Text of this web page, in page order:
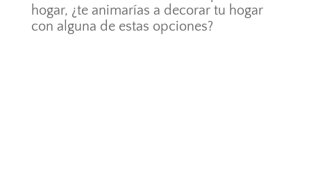
hogar, ¿te animarías a decorar tu hogar
con alguna de estas opciones?